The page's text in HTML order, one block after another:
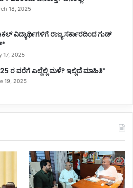
18, 2025
ವಿದ್ಯಾರ್ಥಿಗಳಿಗೆ ರಾಜ್ಯ ಸರ್ಕಾರದಿಂದ ಗುಡ್
17, 2025
ರ ವರೆಗೆ ಎಲ್ಲೆಲ್ಲಿ ಮಳೆ? ಇಲ್ಲಿದೆ ಮಾಹಿತಿ*
19, 2025